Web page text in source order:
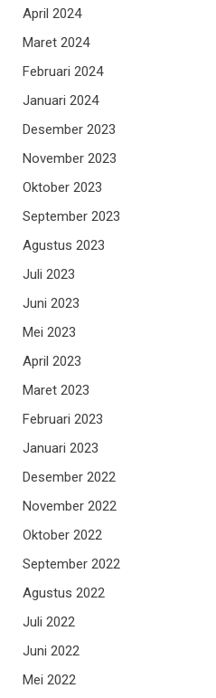
April 2024
Maret 2024
Februari 2024
Januari 2024
Desember 2023
November 2023
Oktober 2023
September 2023
Agustus 2023
Juli 2023
Juni 2023
Mei 2023
April 2023
Maret 2023
Februari 2023
Januari 2023
Desember 2022
November 2022
Oktober 2022
September 2022
Agustus 2022
Juli 2022
Juni 2022
Mei 2022